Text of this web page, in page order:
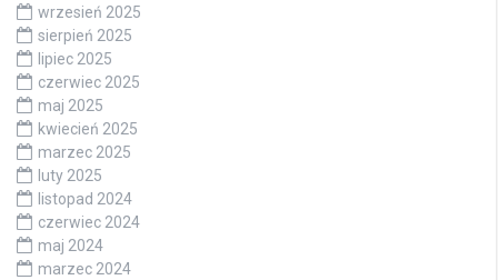
wrzesień 2025
sierpień 2025
lipiec 2025
czerwiec 2025
maj 2025
kwiecień 2025
marzec 2025
luty 2025
listopad 2024
czerwiec 2024
maj 2024
marzec 2024